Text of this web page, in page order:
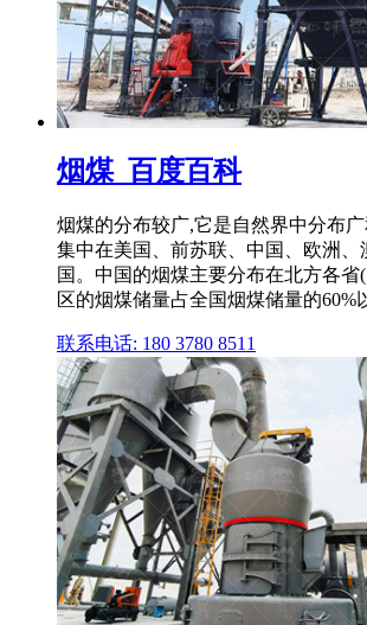
烟煤_百度百科
烟煤的分布较广,它是自然界中分布
集中在美国、前苏联、中国、欧洲、
国。中国的烟煤主要分布在北方各省
区的烟煤储量占全国烟煤储量的60%
联系电话: 180 3780 8511